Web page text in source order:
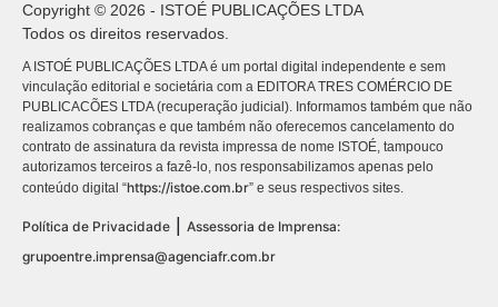
Copyright © 2026 - ISTOÉ PUBLICAÇÕES LTDA
Todos os direitos reservados.
A ISTOÉ PUBLICAÇÕES LTDA é um portal digital independente e sem
vinculação editorial e societária com a EDITORA TRES COMÉRCIO DE
PUBLICACÕES LTDA (recuperação judicial). Informamos também que não
realizamos cobranças e que também não oferecemos cancelamento do
contrato de assinatura da revista impressa de nome ISTOÉ, tampouco
autorizamos terceiros a fazê-lo, nos responsabilizamos apenas pelo
conteúdo digital “https://istoe.com.br” e seus respectivos sites.
Política de Privacidade
Assessoria de Imprensa:
grupoentre.imprensa@agenciafr.com.br